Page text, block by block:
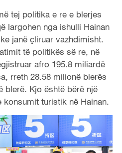
tej politika e re e blerjes
largohen nga ishulli Hainan
janë çliruar vazhdimisht.
të politikës së re, në
afro 195.8 miliardë
rreth 28.58 milionë blerës
blerë. Kjo është bërë një
turistik në Hainan.